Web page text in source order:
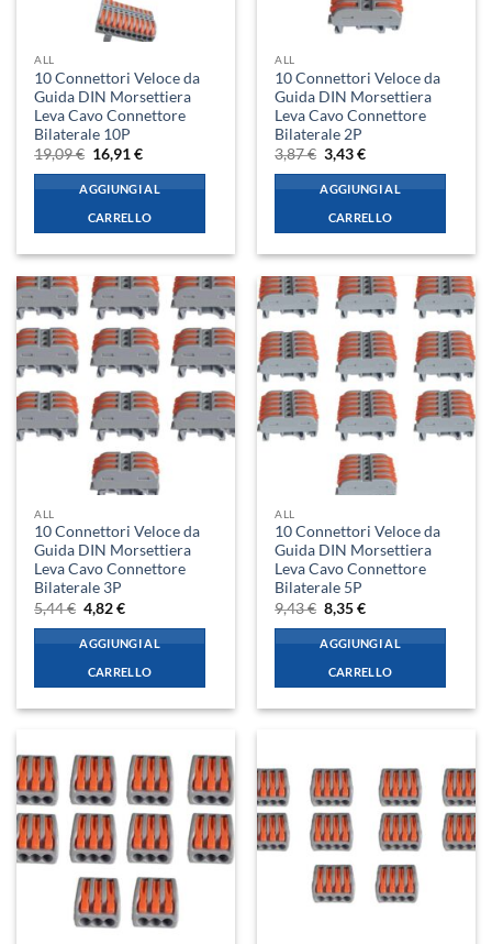
ALL
10 Connettori Veloce da
Guida DIN Morsettiera
Leva Cavo Connettore
Bilaterale 10P
19,09€ Il
prezzo
originale
era:
19,09 €.
16,91€Il
attuale
è:
16,91 €.
AGGIUNGI AL
CARRELLO
ALL
10 Connettori Veloce da
Guida DIN Morsettiera
Leva Cavo Connettore
Bilaterale 2P
3,87€ Il
prezzo
originale
era:
3,87 €.
3,43€Il
attuale
è:
3,43 €.
AGGIUNGI AL
CARRELLO
ALL
10 Connettori Veloce da
Guida DIN Morsettiera
Leva Cavo Connettore
Bilaterale 3P
5,44€ Il
prezzo
originale
era:
5,44 €.
4,82€Il
attuale
è:
4,82 €.
AGGIUNGI AL
CARRELLO
ALL
10 Connettori Veloce da
Guida DIN Morsettiera
Leva Cavo Connettore
Bilaterale 5P
9,43€ Il
prezzo
originale
era:
9,43 €.
8,35€Il
attuale
è:
8,35 €.
AGGIUNGI AL
CARRELLO